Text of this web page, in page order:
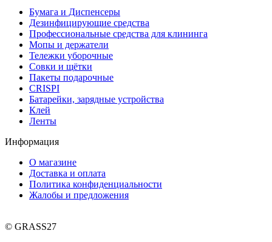
Бумага и Диспенсеры
Дезинфицирующие средства
Профессиональные средства для клининга
Мопы и держатели
Тележки уборочные
Совки и щётки
Пакеты подарочные
CRISPI
Батарейки, зарядные устройства
Клей
Ленты
Информация
О магазине
Доставка и оплата
Политика конфиденциальности
Жалобы и предложения
© GRASS27